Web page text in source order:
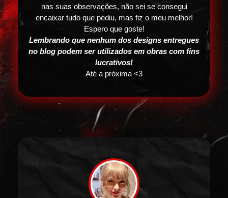
nas suas observações, não sei se consegui
encaixar tudo que pediu, mas fiz o meu melhor!
Espero que goste!
Lembrando que nenhum dos designs entregues
no blog podem ser utilizados em obras com fins
lucrativos!
Até a próxima <3